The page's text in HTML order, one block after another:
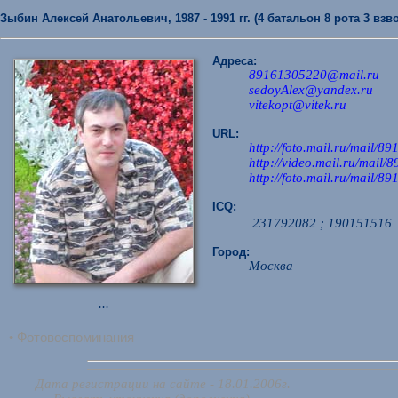
Зыбин Алексей Анатольевич, 1987 - 1991 гг. (4 батальон 8 рота 3
...
• Фотовоспоминания
Адреса:
89161305220@mail.ru
sedoyAlex@yandex.ru
vitekopt@vitek.ru
URL:
http://foto.mail.ru/mail/
http://video.mail.ru/mail/
http://foto.mail.ru/mail/
ICQ:
231792082 ; 190151516
Город:
Москва
Дата регистрации на сайте - 18.01.2006г.